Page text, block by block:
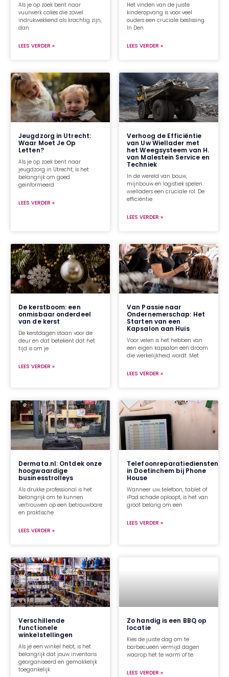
Als je op zoek bent naar
vuurwerk cakes die zowel
indrukwekkend als krachtig zijn,
dan
LEES VERDER »
Het vinden van de juiste
kinderopvang is voor veel
ouders een cruciale beslissing.
In Den
LEES VERDER »
Jeugdzorg in Utrecht:
Waar Moet Je Op
Letten?
Als je op zoek bent naar
jeugdzorg in Utrecht, is het
belangrijk om goed
geïnformeerd
LEES VERDER »
Verhoog de Efficiëntie
van Uw Wiellader met
het Weegsysteem van H.
van Malestein Service en
Techniek
In de wereld van bouw,
mijnbouw en logistiek spelen
wielladers een cruciale rol. De
efficiëntie
LEES VERDER »
De kerstboom: een
onmisbaar onderdeel
van de kerst
De kerstdagen staan voor de
deur en dat betekent dat het
tijd is om je
LEES VERDER »
Van Passie naar
Ondernemerschap: Het
Starten van een
Kapsalon aan Huis
Voor velen is het hebben van
een eigen kapsalon een droom
die werkelijkheid wordt. Met
LEES VERDER »
Dermata.nl: Ontdek onze
hoogwaardige
businesstrolleys
Als drukke professional is het
belangrijk om te kunnen
vertrouwen op een betrouwbare
en praktische
LEES VERDER »
Telefoonreparatiediensten
in Doetinchem bij Phone
House
Wanneer uw telefoon, tablet of
iPad schade oploopt, is het van
groot belang om een
LEES VERDER »
Verschillende
functionele
winkelstellingen
Als je een winkel hebt, is het
belangrijk dat jouw inventaris
georganiseerd en gemakkelijk
toegankelijk
Zo handig is een BBQ op
locatie
Kies de juiste dag om te
barbecueën vermijd dagen
waarop het te warm of te
LEES VERDER »